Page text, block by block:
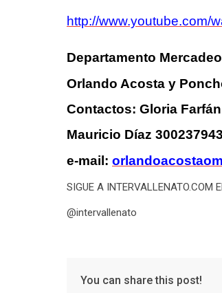
http://www.youtube.com/
Departamento
Orlando Acosta y
Contactos: Gloria
Mauricio Díaz
e-mail:
SIGUE A INTERVALLENATO.COM
@intervallenato
You can share this post!